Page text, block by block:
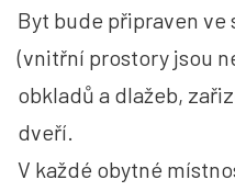
Byt bude připraven
(vnitřní prostory jsou
obkladů a dlažeb,
dveří.
V každé obytné